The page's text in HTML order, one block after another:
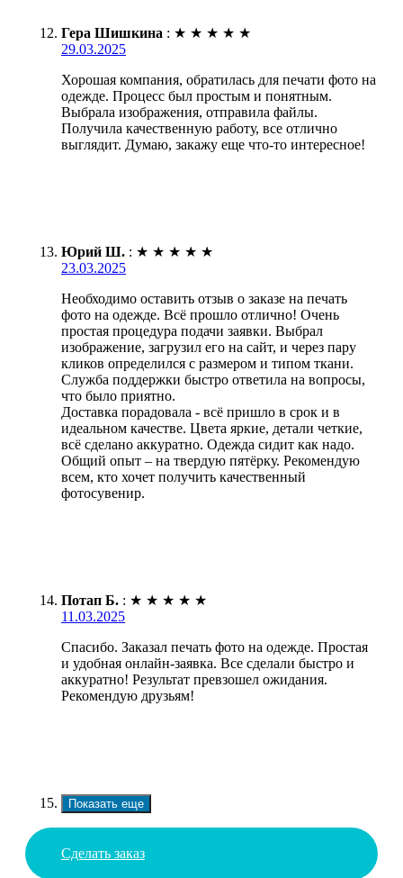
Гера Шишкина : ★ ★ ★ ★ ★
29.03.2025
Хорошая компания, обратилась для печати фото на
одежде. Процесс был простым и понятным.
Выбрала изображения, отправила файлы.
Получила качественную работу, все отлично
выглядит. Думаю, закажу еще что-то интересное!
Юрий Ш. : ★ ★ ★ ★ ★
23.03.2025
Необходимо оставить отзыв о заказе на печать
фото на одежде. Всё прошло отлично! Очень
простая процедура подачи заявки. Выбрал
изображение, загрузил его на сайт, и через пару
кликов определился с размером и типом ткани.
Служба поддержки быстро ответила на вопросы,
что было приятно.
Доставка порадовала - всё пришло в срок и в
идеальном качестве. Цвета яркие, детали четкие,
всё сделано аккуратно. Одежда сидит как надо.
Общий опыт – на твердую пятёрку. Рекомендую
всем, кто хочет получить качественный
фотосувенир.
Потап Б. : ★ ★ ★ ★ ★
11.03.2025
Спасибо. Заказал печать фото на одежде. Простая
и удобная онлайн-заявка. Все сделали быстро и
аккуратно! Результат превзошел ожидания.
Рекомендую друзьям!
Показать еще
Сделать заказ